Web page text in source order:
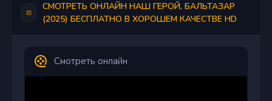
СМОТРЕТЬ ОНЛАЙН НАШ ГЕРОЙ, БАЛЬТАЗАР
(2025) БЕСПЛАТНО В ХОРОШЕМ КАЧЕСТВЕ HD
Смотреть онлайн